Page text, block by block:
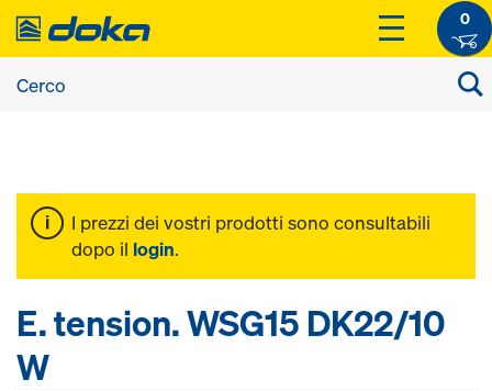
0
I prezzi dei vostri prodotti sono consultabili
dopo il login.
E. tension. WSG15 DK22/10
W